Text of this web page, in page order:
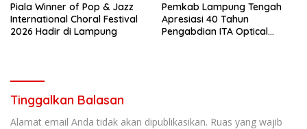
Piala Winner of Pop & Jazz
International Choral Festival
2026 Hadir di Lampung
Pemkab Lampung Tengah
Apresiasi 40 Tahun
Pengabdian ITA Optical
Tinggalkan Balasan
Alamat email Anda tidak akan dipublikasikan. Ruas yang wajib